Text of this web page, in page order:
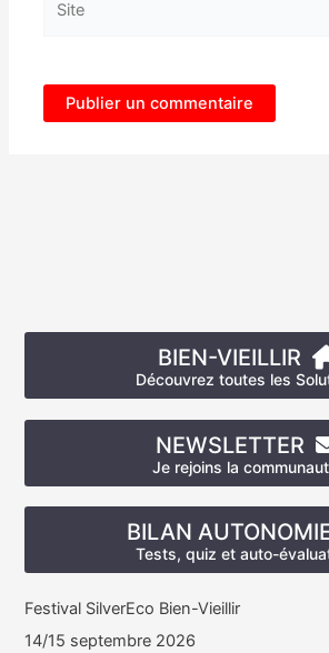
BIEN-VIEILLIR
Découvrez toutes les
NEWSLETTER
Je rejoins la
BILAN
Tests, quiz et auto-
Festival SilverEco Bien-Vieillir
14/15 septembre 2026